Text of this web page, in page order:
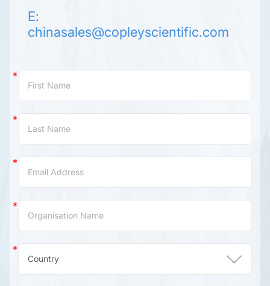
E:
chinasales@copleyscientific.com
Us
(China)